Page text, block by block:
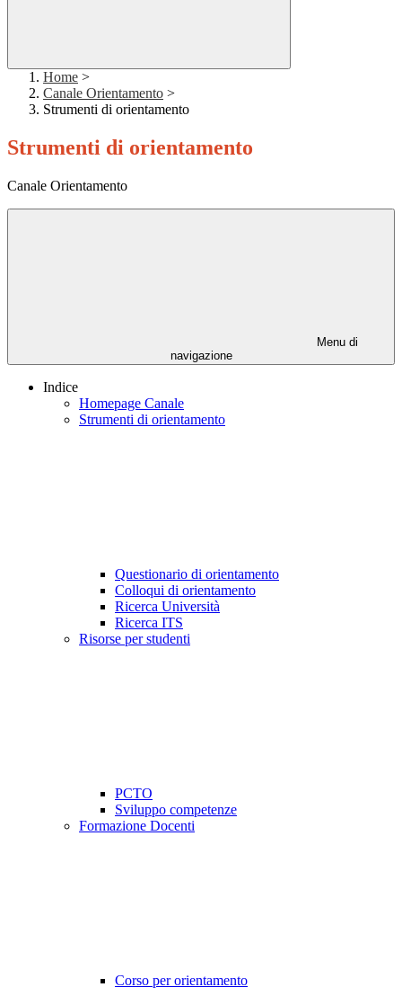
Home >
Canale Orientamento >
Strumenti di orientamento
Strumenti di orientamento
Canale Orientamento
Menu di
navigazione
Indice
Homepage Canale
Strumenti di orientamento
Questionario di orientamento
Colloqui di orientamento
Ricerca Università
Ricerca ITS
Risorse per studenti
PCTO
Sviluppo competenze
Formazione Docenti
Corso per orientamento